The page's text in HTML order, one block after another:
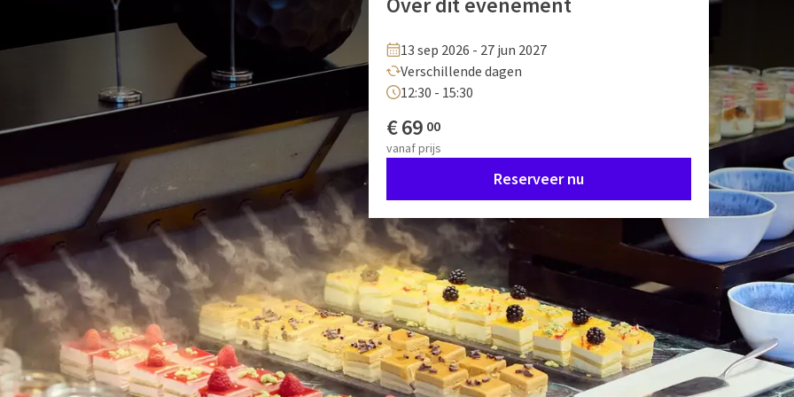
in Hotel Gent. Deze vindt plaats op geselecteerde
Gent.
brunch in Hotel Gent, ideaal voor gezinnen, koppels en
sfeer.
cava of vers fruitsap. Vervolgens kunt u plaatsnemen
verfijnde koude en warme gerechten, zoals salades,
van brood en viennoiserie.
bier (Stella Artois), huiswijn, frisdranken, water, koffie en
inclusief een chocoladefontein, vers fruit en
voor jong en oud. Niemand hoeft zich te vervelen!
zo 04 okt 2026
zo 25 okt 2026
zo 22 nov 2026
zo 17 jan 2027
zo 31 jan 2027
uitgebreid buffet met verfijnde koude en warme
13 sep 2026 - 27 jun 2027
Verschillende dagen
12:30 - 15:30
€69 00
vanafprijs
Reserveer nu